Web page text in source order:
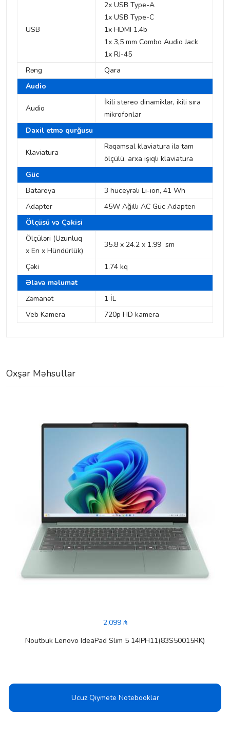
USB
2x USB Type-A
1x USB Type-C
1x HDMI 1.4b
1x 3,5 mm Combo Audio Jack
1x RJ-45
Rəng
Qara
Audio
Audio
İkili stereo dinamiklər, ikili sıra
mikrofonlar
Daxil etmə qurğusu
Klaviatura
Rəqəmsal klaviatura ilə tam
ölçülü, arxa işıqlı klaviatura
Güc
Batareya
3 hüceyrəli Li-ion, 41 Wh
Adapter
45W Ağıllı AC Güc Adapteri
Ölçüsü və Çəkisi
Ölçüləri (Uzunluq
x En x Hündürlük)
35.8 x 24.2 x 1.99 sm
Çəki
1.74 kq
Əlavə məlumat
Zəmanət
1 İL
Veb Kamera
720p HD kamera
Oxşar Məhsullar
2,099 ₼
Noutbuk Lenovo IdeaPad Slim 5 14IPH11(83S50015RK)
Ucuz Qiymete Notebooklar